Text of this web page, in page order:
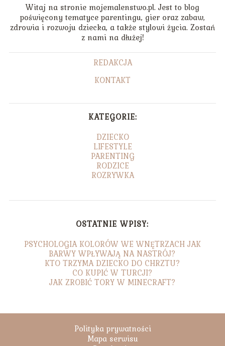
Witaj na stronie mojemalenstwo.pl. Jest to blog
poświęcony tematyce parentingu, gier oraz zabaw,
zdrowia i rozwoju dziecka, a także stylowi życia. Zostań
z nami na dłużej!
REDAKCJA
KONTAKT
KATEGORIE:
DZIECKO
LIFESTYLE
PARENTING
RODZICE
ROZRYWKA
OSTATNIE WPISY:
PSYCHOLOGIA KOLORÓW WE WNĘTRZACH JAK
BARWY WPŁYWAJĄ NA NASTRÓJ?
KTO TRZYMA DZIECKO DO CHRZTU?
CO KUPIĆ W TURCJI?
JAK ZROBIĆ TORY W MINECRAFT?
Polityka prywatności
Mapa serwisu